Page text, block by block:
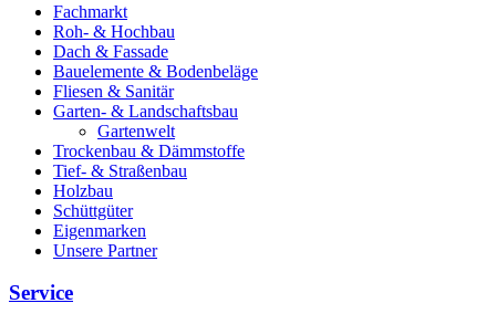
Fachmarkt
Roh- & Hochbau
Dach & Fassade
Bauelemente & Bodenbeläge
Fliesen & Sanitär
Garten- & Landschaftsbau
Gartenwelt
Trockenbau & Dämmstoffe
Tief- & Straßenbau
Holzbau
Schüttgüter
Eigenmarken
Unsere Partner
Service